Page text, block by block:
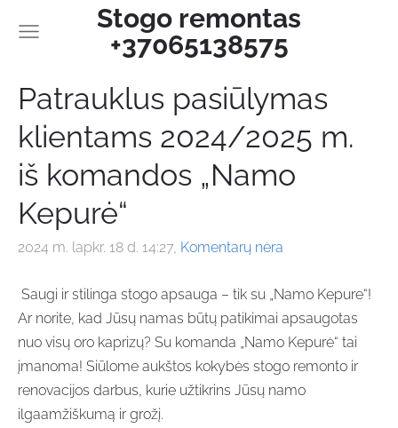
Stogo remontas
+37065138575
Patrauklus pasiūlymas
klientams 2024/2025 m.
iš komandos „Namo
Kepurė“
2024 m. lapkr. 18 d. 14:27, Komentarų nėra
Saugi ir stilinga stogo apsauga – tik su „Namo Kepure“!
Ar norite, kad Jūsų namas būtų patikimai apsaugotas
nuo visų oro kaprizų? Su komanda „Namo Kepurė“ tai
įmanoma! Siūlome aukštos kokybės stogo remonto ir
renovacijos darbus, kurie užtikrins Jūsų namo
ilgaamžiškumą ir grožį.